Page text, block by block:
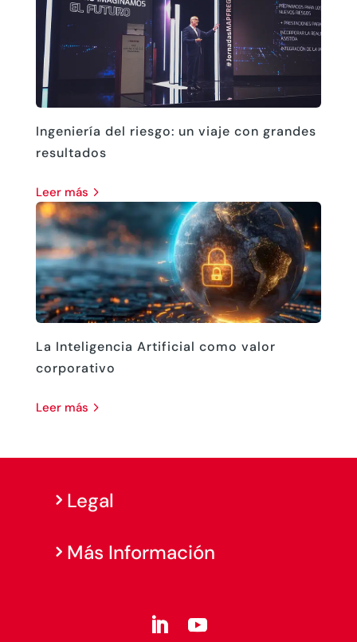
Ingeniería del riesgo: un viaje con grandes
resultados
leer más
La Inteligencia Artificial como valor
corporativo
leer más
Legal
Más Información